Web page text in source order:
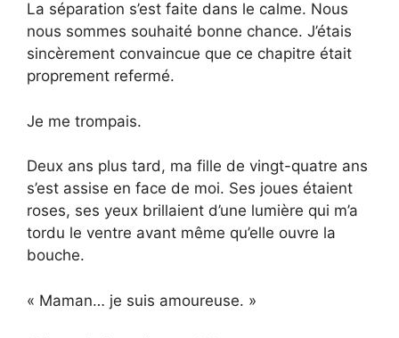
La séparation s’est faite dans le calme. Nous
nous sommes souhaité bonne chance. J’étais
sincèrement convaincue que ce chapitre était
proprement refermé.
Je me trompais.
Deux ans plus tard, ma fille de vingt-quatre ans
s’est assise en face de moi. Ses joues étaient
roses, ses yeux brillaient d’une lumière qui m’a
tordu le ventre avant même qu’elle ouvre la
bouche.
« Maman… je suis amoureuse. »